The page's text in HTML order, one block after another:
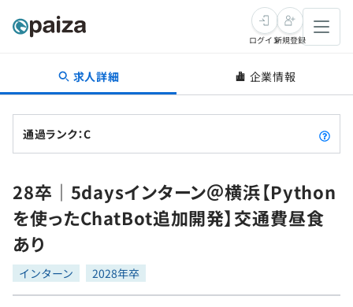
転職・キャリア
転職成功ガイド
転職エージェント
インタビュー
転職成功ガイド
新卒就活
求人検索
本選考
インターン
学習
問題集
プログラミング言語
ゲーム・マンガ
ログイン新規登録
求人詳細 企業情報
通過ランク：C
28卒｜5daysインターン＠横浜【Python
を使ったChatBot追加開発】交通費昼食
あり
インターン 2028年卒